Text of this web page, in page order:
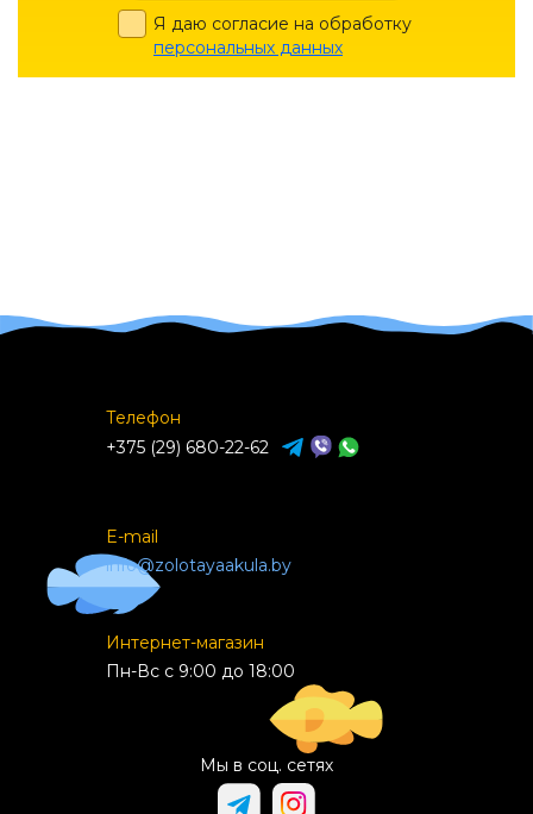
Я даю согласие на обработку
персональных данных
Телефон
+375 (29) 680-22-62
E-mail
info@zolotayaakula.by
Интернет-магазин
Пн-Вс с 9:00 до 18:00
Мы в соц. сетях